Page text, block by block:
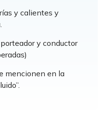
y calientes y
y conductor
mencionen en la